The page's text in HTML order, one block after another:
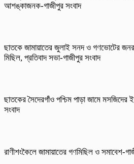
আশঙ্কাজনক-গাজীপুর সংবাদ
ছাতকে জামায়াতের জুলাই সনদ ও গণভোটের
মিছিল, প্রতিবাদ সভা-গাজীপুর সংবাদ
ছাতকের সৈদেরগাঁও পশ্চিম পাড়া জামে মসজিদের
সংবাদ
রাণীশংকৈলে জামায়াতের গণমিছিল ও সমাবেশ-